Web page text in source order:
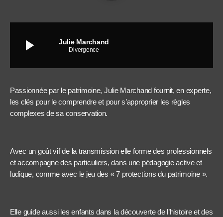
play_arrow Julie Marchand
Divergence
Passionnée par le patrimoine, Julie Marchand fournit, en experte,
les clés pour le comprendre et pour s’approprier les règles
complexes de sa conservation.
Avec un goût vif de la transmission elle forme des professionnels
et accompagne des particuliers, dans une pédagogie active et
ludique, comme avec le jeu des « 7 protections du patrimoine ».
Elle guide aussi les enfants dans la découverte de l’histoire et des